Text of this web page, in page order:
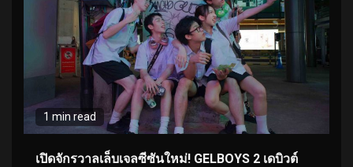
1 min read
เปิดจักรวาลเล็บเจลซีซันใหม่! GELBOYS 2 เดบิวต์